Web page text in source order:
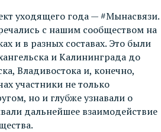
уходящего года — #Мынасвязи.
с нашим сообществом на
и в разных составах. Это были
и Калининграда до
Владивостока и, конечно,
участники не только
но и глубже узнавали о
дальнейшее взаимодействие